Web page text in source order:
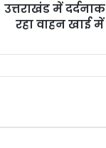
उत्तराखंड में
रहा वाहन खाई